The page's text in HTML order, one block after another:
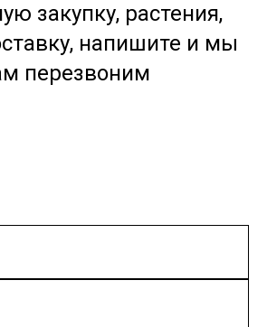
закупку, растения,
напишите и мы
перезвоним